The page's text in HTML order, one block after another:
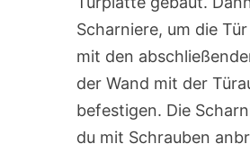
Scharniere, um die
mit den
der Wand mit der
befestigen. Die
du mit Schrauben